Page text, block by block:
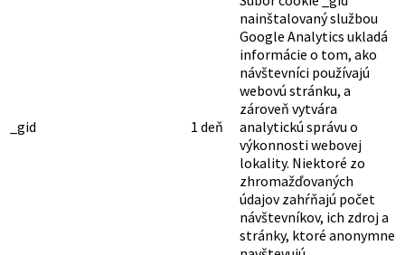
_gid 1 deň
nainštalovaný službou
Google Analytics ukladá
informácie o tom, ako
návštevníci používajú
webovú stránku, a
zároveň vytvára
analytickú správu o
výkonnosti webovej
lokality. Niektoré zo
zhromažďovaných
údajov zahŕňajú počet
návštevníkov, ich zdroj a
stránky, ktoré anonymne